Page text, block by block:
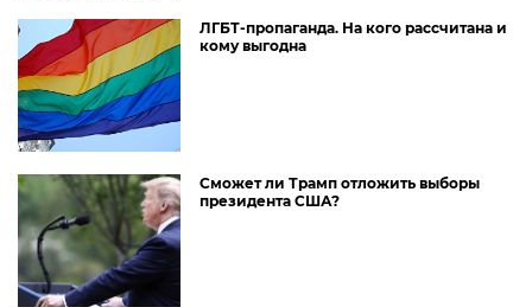
ЛГБТ-пропаганда. На кого рассчитана и
кому выгодна
Сможет ли Трамп отложить выборы
президента США?